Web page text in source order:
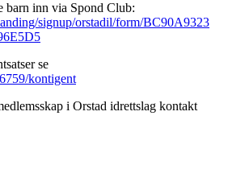
barn inn via Spond Club:
signup/orstadil/form/BC90A9323
se
kontigent
i Orstad idrettslag kontakt